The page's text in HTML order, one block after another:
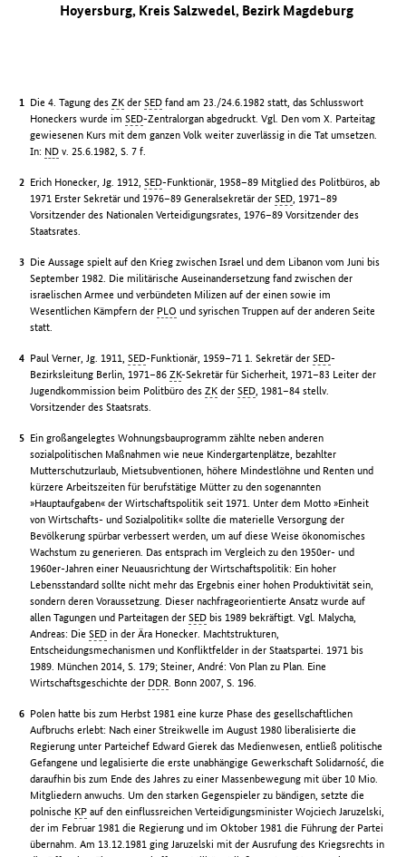
Hoyersburg, Kreis Salzwedel, Bezirk Magdeburg
Die 4. Tagung desZK derSED fand am 23./24.6.1982 statt, das Schlusswort
Honeckers wurde imSED-Zentralorgan abgedruckt. Vgl. Den vom X. Parteitag
gewiesenen Kurs mit dem ganzen Volk weiter zuverlässig in die Tat umsetzen.
In: ND v. 25.6.1982, S. 7 f.
Erich Honecker, Jg. 1912,SED-Funktionär, 1958–89 Mitglied des Politbüros, ab
1971 Erster Sekretär und 1976–89 Generalsekretär derSED , 1971–89
Vorsitzender des Nationalen Verteidigungsrates, 1976–89 Vorsitzender des
Staatsrates.
Die Aussage spielt auf den Krieg zwischen Israel und dem Libanon vom Juni bis
September 1982. Die militärische Auseinandersetzung fand zwischen der
israelischen Armee und verbündeten Milizen auf der einen sowie im
Wesentlichen Kämpfern der PLO und syrischen Truppen auf der anderen Seite
statt.
Paul Verner, Jg. 1911,SED-Funktionär, 1959–71 1. Sekretär derSED-
Bezirksleitung Berlin, 1971–86ZK-Sekretär für Sicherheit, 1971–83 Leiter der
Jugendkommission beim Politbüro desZK derSED , 1981–84 stellv.
Vorsitzender des Staatsrats.
Ein großangelegtes Wohnungsbauprogramm zählte neben anderen
sozialpolitischen Maßnahmen wie neue Kindergartenplätze, bezahlter
Mutterschutzurlaub, Mietsubventionen, höhere Mindestlöhne und Renten und
kürzere Arbeitszeiten für berufstätige Mütter zu den sogenannten
»Hauptaufgaben« der Wirtschaftspolitik seit 1971. Unter dem Motto »Einheit
von Wirtschafts- und Sozialpolitik« sollte die materielle Versorgung der
Bevölkerung spürbar verbessert werden, um auf diese Weise ökonomisches
Wachstum zu generieren. Das entsprach im Vergleich zu den 1950er- und
1960er-Jahren einer Neuausrichtung der Wirtschaftspolitik: Ein hoher
Lebensstandard sollte nicht mehr das Ergebnis einer hohen Produktivität sein,
sondern deren Voraussetzung. Dieser nachfrageorientierte Ansatz wurde auf
allen Tagungen und Parteitagen derSED bis 1989 bekräftigt. Vgl. Malycha,
Andreas: DieSED in der Ära Honecker. Machtstrukturen,
Entscheidungsmechanismen und Konfliktfelder in der Staatspartei. 1971 bis
1989. München 2014, S. 179; Steiner, André: Von Plan zu Plan. Eine
Wirtschaftsgeschichte der DDR . Bonn 2007, S. 196.
Polen hatte bis zum Herbst 1981 eine kurze Phase des gesellschaftlichen
Aufbruchs erlebt: Nach einer Streikwelle im August 1980 liberalisierte die
Regierung unter Parteichef Edward Gierek das Medienwesen, entließ politische
Gefangene und legalisierte die erste unabhängige Gewerkschaft Solidarność, die
daraufhin bis zum Ende des Jahres zu einer Massenbewegung mit über 10 Mio.
Mitgliedern anwuchs. Um den starken Gegenspieler zu bändigen, setzte die
polnische KP auf den einflussreichen Verteidigungsminister Wojciech Jaruzelski,
der im Februar 1981 die Regierung und im Oktober 1981 die Führung der Partei
übernahm. Am 13.12.1981 ging Jaruzelski mit der Ausrufung des Kriegsrechts in